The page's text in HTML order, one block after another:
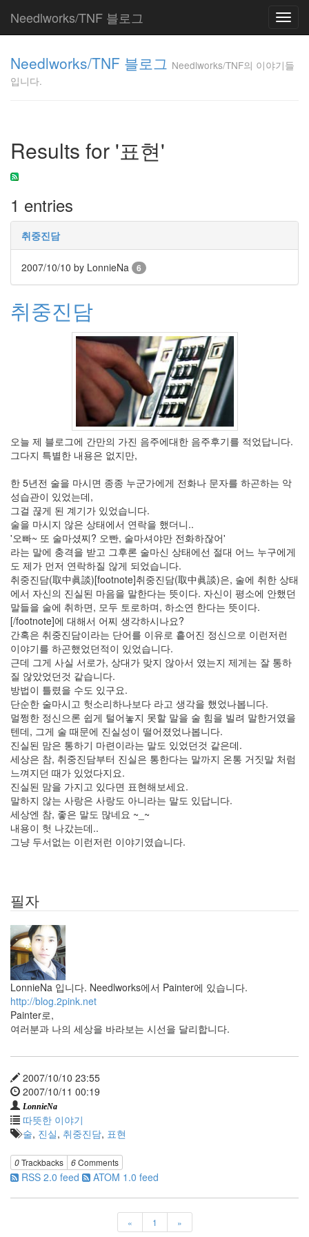
Needlworks/TNF 블로그
Needlworks/TNF 블로그 Needlworks/TNF의 이야기들
입니다.
Results for '표현'
1 entries
취중진담
2007/10/10 by LonnieNa 6
취중진담
오늘 제 블로그에 간만의 가진 음주에대한 음주후기를 적었답니다.
그다지 특별한 내용은 없지만,
한 5년전 술을 마시면 종종 누군가에게 전화나 문자를 하곤하는 악
성습관이 있었는데,
그걸 끊게 된 계기가 있었습니다.
술을 마시지 않은 상태에서 연락을 했더니..
'오빠~ 또 술마셨찌? 오빤, 술마셔야만 전화하잖어'
라는 말에 충격을 받고 그후론 술마신 상태에선 절대 어느 누구에게
도 제가 먼저 연락하질 않게 되었습니다.
취중진담(取中眞談)[footnote]취중진담(取中眞談)은, 술에 취한 상태
에서 자신의 진실된 마음을 말한다는 뜻이다. 자신이 평소에 안했던
말들을 술에 취하면, 모두 토로하며, 하소연 한다는 뜻이다.
[/footnote]에 대해서 어찌 생각하시나요?
간혹은 취중진담이라는 단어를 이유로 흩어진 정신으로 이런저런
이야기를 하곤했었던적이 있었습니다.
근데 그게 사실 서로가, 상대가 맞지 않아서 였는지 제게는 잘 통하
질 않았었던것 같습니다.
방법이 틀렸을 수도 있구요.
단순한 술마시고 헛소리하나보다 라고 생각을 했었나봅니다.
멀쩡한 정신으론 쉽게 털어놓지 못할 말을 술 힘을 빌려 말한거였을
텐데, 그게 술 때문에 진실성이 떨어졌었나봅니다.
진실된 맘은 통하기 마련이라는 말도 있었던것 같은데.
세상은 참, 취중진담부터 진실은 통한다는 말까지 온통 거짓말 처럼
느껴지던 때가 있었다지요.
진실된 맘을 가지고 있다면 표현해보세요.
말하지 않는 사랑은 사랑도 아니라는 말도 있답니다.
세상엔 참, 좋은 말도 많네요 ~_~
내용이 헛 나갔는데..
그냥 두서없는 이런저런 이야기였습니다.
필자
LonnieNa 입니다. Needlworks에서 Painter에 있습니다.
http://blog.2pink.net
Painter로,
여러분과 나의 세상을 바라보는 시선을 달리합니다.
2007/10/10 23:55
2007/10/11 00:19
LonnieNa
따뜻한 이야기
술, 진실, 취중진담, 표현
0Trackbacks 6Comments
RSS 2.0 feed ATOM 1.0 feed
« 1 »
의 이야기들입니
Tag
Cloud
Python
Garbage
철
사
접
학
념
체
계
눈
떠
보
니
아
노
needlworks.org
안
면
도
업
그
레
이
드
Transformers
천
황
산
nature
가
치
관
공
부
TNC
표
현
기
반
서
비
스
환
생